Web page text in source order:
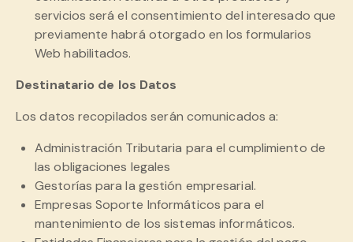
servicios será el consentimiento del interesado que
previamente habrá otorgado en los formularios
Web habilitados.
Destinatario de los Datos
Los datos recopilados serán comunicados a:
Administración Tributaria para el cumplimiento de
las obligaciones legales
Gestorías para la gestión empresarial.
Empresas Soporte Informáticos para el
mantenimiento de los sistemas informáticos.